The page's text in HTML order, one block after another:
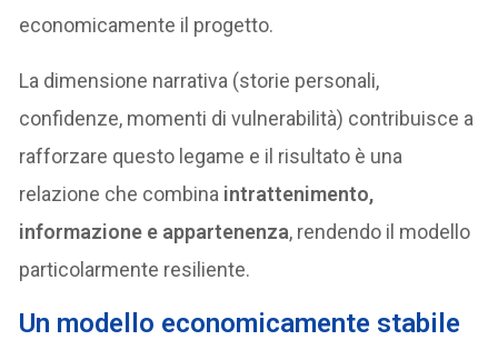
economicamente il progetto.
La dimensione narrativa (storie personali,
confidenze, momenti di vulnerabilità) contribuisce a
rafforzare questo legame e il risultato è una
relazione che combina intrattenimento,
informazione e appartenenza, rendendo il modello
particolarmente resiliente.
Un modello economicamente stabile